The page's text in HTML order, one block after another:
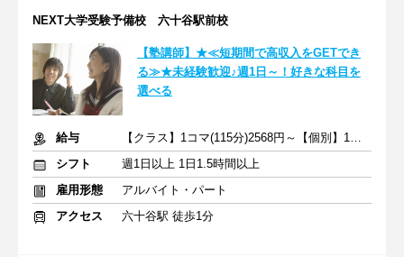
NEXT大学受験予備校 六十谷駅前校
【塾講師】★≪短期間で高収入をGETでき
る≫★未経験歓迎♪週1日～！好きな科目を
選べる
給与
【クラス】1コマ(115分)2568円～【個別】1コマ(80分)1740円～
シフト
週1日以上 1日1.5時間以上
雇用形態
アルバイト・パート
アクセス
六十谷駅 徒歩1分